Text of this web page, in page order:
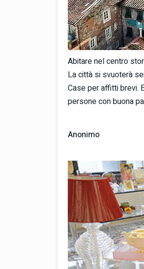
Abitare nel centro
La città si svuoterà
Case per affitti brevi.
persone con buona
Anonimo